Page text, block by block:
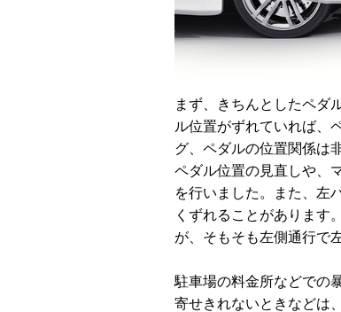
まず、きちんとしたペダ
ル位置がずれていれば、
グ、ペダルの位置関係は
ペダル位置の見直しや、
を行いました。また、左
くずれることがありま
が、そもそも左側通行で
駐車場の料金所などでの
寄せきれないときなどは